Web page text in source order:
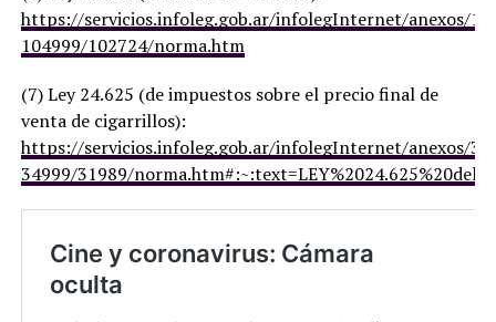
https://servicios.infoleg.gob.ar/infolegInternet/anexos/
104999/102724/norma.htm
(7) Ley 24.625 (de impuestos sobre el precio final de
venta de cigarrillos):
https://servicios.infoleg.gob.ar/infolegInternet/anexos/
34999/31989/